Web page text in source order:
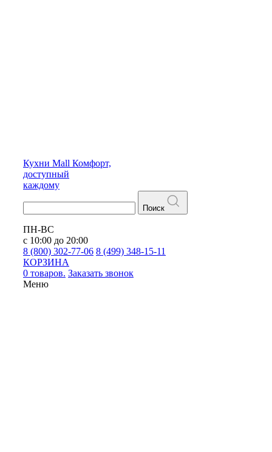
Кухни Mall Комфорт,
доступный
каждому
Поиск
ПН-ВС
с 10:00 до 20:00
8 (800) 302-77-06 8 (499) 348-15-11
КОРЗИНА
0 товаров. Заказать звонок
Меню